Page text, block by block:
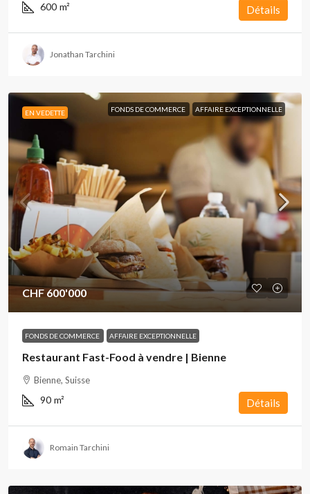
600 m² Détails
Jonathan Tarchini
EN VEDETTE FONDS DE COMMERCE AFFAIRE EXCEPTIONNELLE
CHF 600'000
FONDS DE COMMERCE AFFAIRE EXCEPTIONNELLE
Restaurant Fast-Food à vendre | Bienne
Bienne, Suisse
90 m² Détails
Romain Tarchini